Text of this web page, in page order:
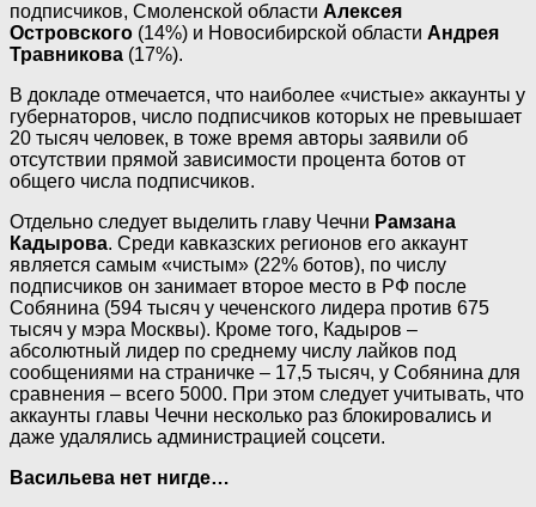
подписчиков, Смоленской области Алексея
Островского (14%) и Новосибирской области Андрея
Травникова (17%).
В докладе отмечается, что наиболее «чистые» аккаунты у
губернаторов, число подписчиков которых не превышает
20 тысяч человек, в тоже время авторы заявили об
отсутствии прямой зависимости процента ботов от
общего числа подписчиков.
Отдельно следует выделить главу Чечни Рамзана
Кадырова. Среди кавказских регионов его аккаунт
является самым «чистым» (22% ботов), по числу
подписчиков он занимает второе место в РФ после
Собянина (594 тысяч у чеченского лидера против 675
тысяч у мэра Москвы). Кроме того, Кадыров –
абсолютный лидер по среднему числу лайков под
сообщениями на страничке – 17,5 тысяч, у Собянина для
сравнения – всего 5000. При этом следует учитывать, что
аккаунты главы Чечни несколько раз блокировались и
даже удалялись администрацией соцсети.
Васильева нет нигде…